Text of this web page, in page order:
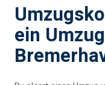
ein